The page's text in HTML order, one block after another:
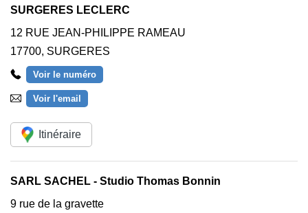
SURGERES LECLERC
12 RUE JEAN-PHILIPPE RAMEAU
17700, SURGERES
Voir le numéro
Voir l'email
Itinéraire
SARL SACHEL - Studio Thomas Bonnin
9 rue de la gravette